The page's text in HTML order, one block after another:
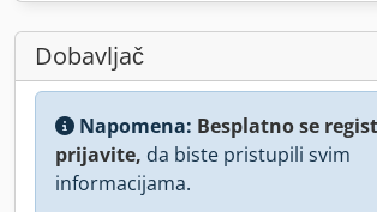
Dobavljač
Napomena: Besplatno se
prijavite, da biste pristupili svim
informacijama.